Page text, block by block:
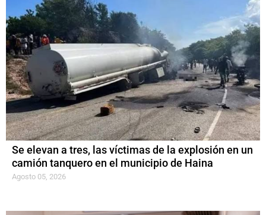
Se elevan a tres, las víctimas de la explosión en un
camión tanquero en el municipio de Haina
Agosto 05, 2026